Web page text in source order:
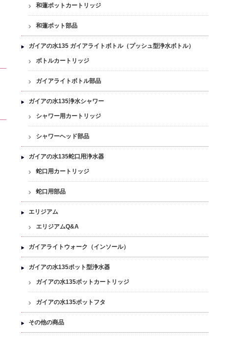
和蓮ポットカートリッジ
和蓮ポット部品
ガイアの水135 ガイアライトボトル（プッシュ型浄水ボトル）
ボトルカートリッジ
ガイアライトボトル部品
ガイアの水135浄水シャワー
シャワー用カートリッジ
シャワーヘッド部品
ガイアの水135蛇口用浄水器
蛇口用カートリッジ
蛇口用部品
エリジアム
エリジアムQ&A
ガイアライトウォーク（インソール）
ガイアの水135ポット型浄水器
ガイアの水135ポットカートリッジ
ガイアの水135ポットフタ
その他の商品